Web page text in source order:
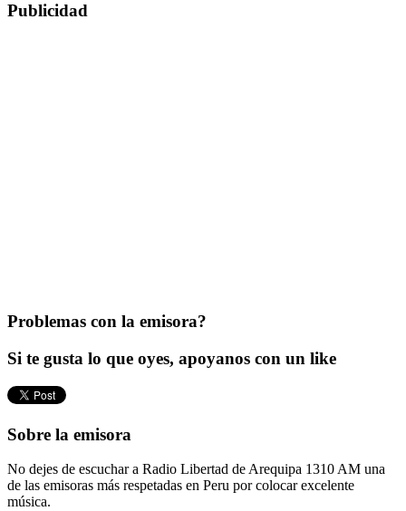
Publicidad
Problemas con la emisora?
Si te gusta lo que oyes, apoyanos con un like
Sobre la emisora
No dejes de escuchar a Radio Libertad de Arequipa 1310 AM una
de las emisoras más respetadas en Peru por colocar excelente
música.